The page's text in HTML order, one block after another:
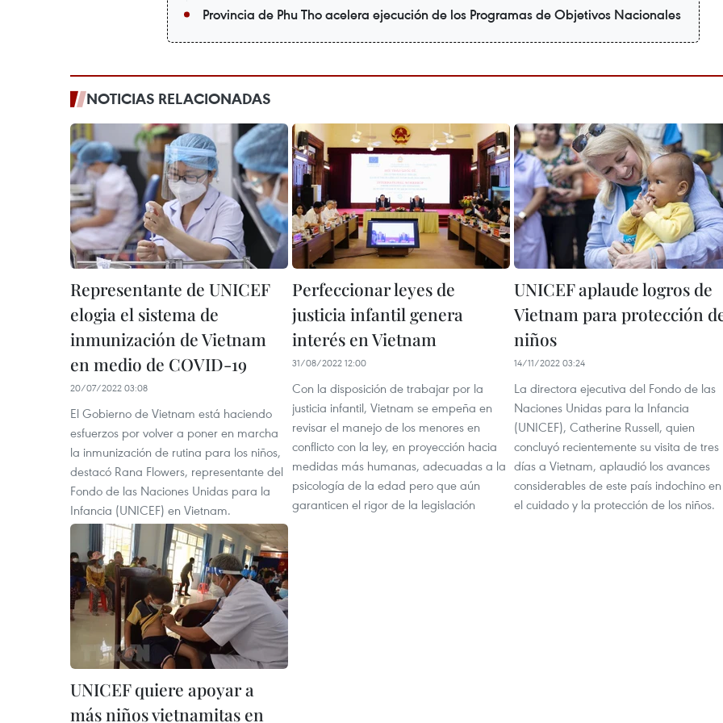
Provincia de Phu Tho acelera ejecución de los Programas de Objetivos Nacionales
NOTICIAS RELACIONADAS
Representante de UNICEF
elogia el sistema de
inmunización de Vietnam
en medio de COVID-19
20/07/2022 03:08
El Gobierno de Vietnam está haciendo
esfuerzos por volver a poner en marcha
la inmunización de rutina para los niños,
destacó Rana Flowers, representante del
Fondo de las Naciones Unidas para la
Infancia (UNICEF) en Vietnam.
Perfeccionar leyes de
justicia infantil genera
interés en Vietnam
31/08/2022 12:00
Con la disposición de trabajar por la
justicia infantil, Vietnam se empeña en
revisar el manejo de los menores en
conflicto con la ley, en proyección hacia
medidas más humanas, adecuadas a la
psicología de la edad pero que aún
garanticen el rigor de la legislación
UNICEF aplaude logros de
Vietnam para protección
niños
14/11/2022 03:24
La directora ejecutiva del Fondo de las
Naciones Unidas para la Infancia
(UNICEF), Catherine Russell, quien
concluyó recientemente su visita de tres
días a Vietnam, aplaudió los avances
considerables de este país indochino en
el cuidado y la protección de los niños.
UNICEF quiere apoyar a
más niños vietnamitas en